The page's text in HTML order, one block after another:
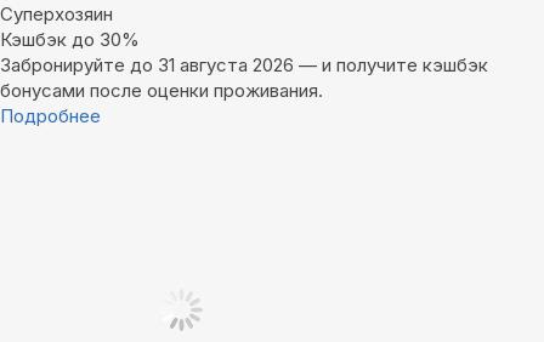
Суперхозяин
Кэшбэк до 30%
Забронируйте до 31 августа 2026 — и получите кэшбэк
бонусами после оценки проживания.
Подробнее